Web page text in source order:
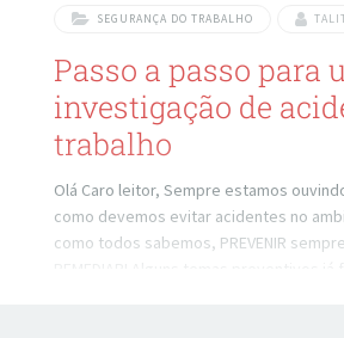
SEGURANÇA DO TRABALHO
Passo a passo para
investigação de
trabalho
Olá Caro leitor, Sempre estamos
como devemos evitar acidentes no
como todos sabemos, PREVENIR